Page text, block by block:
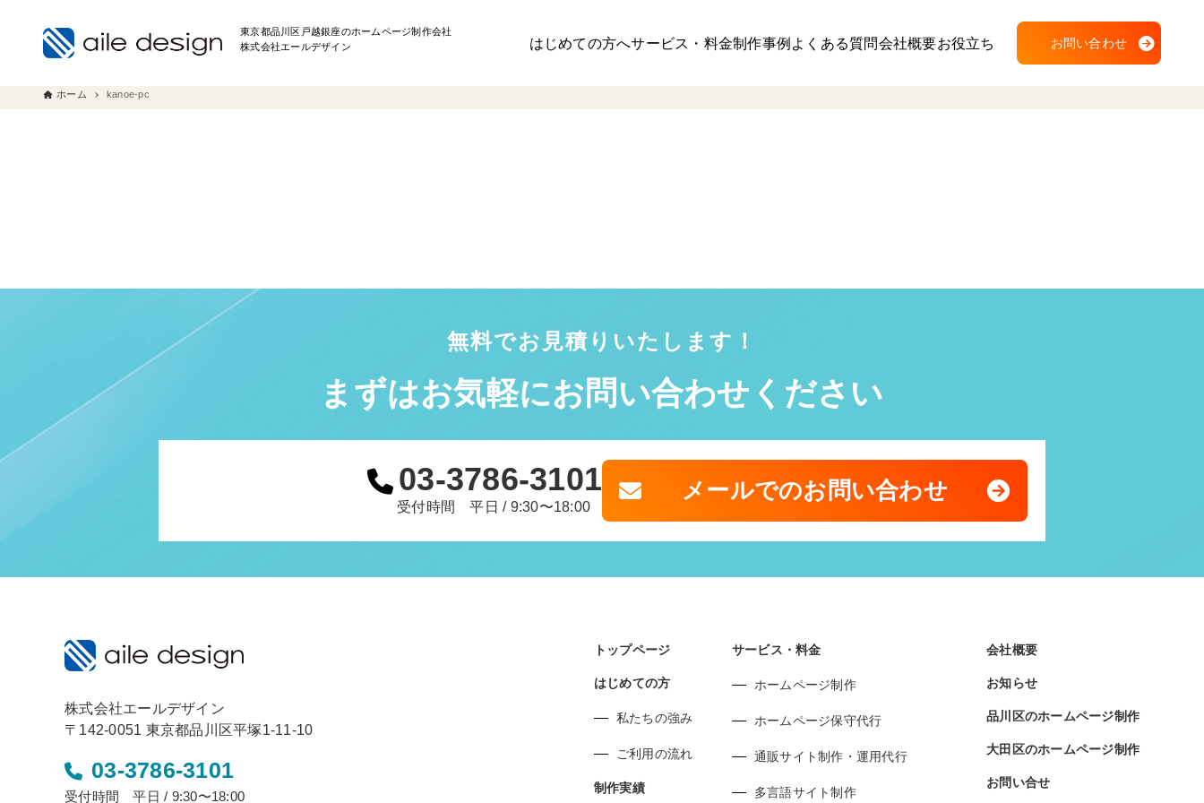
東京都品川区戸越銀座のホームページ制作会社
株式会社エールデザイン
はじめての方へサービス・料金制作事例よくある質問会社概要お役立ち お問い合わせ
ホーム kanoe-pc
無料でお見積りいたします！
まずはお気軽にお問い合わせください
03-3786-3101
受付時間 平日 / 9:30〜18:00
メールでのお問い合わせ
株式会社エールデザイン
〒142-0051 東京都品川区平塚1-11-10
03-3786-3101
受付時間 平日 / 9:30〜18:00
トップページ
はじめての方
私たちの強み
ご利用の流れ
制作実績
サービス・料金
ホームページ制作
ホームページ保守代行
通販サイト制作・運用代行
多言語サイト制作
会社概要
お知らせ
品川区のホームページ制作
大田区のホームページ制作
お問い合せ